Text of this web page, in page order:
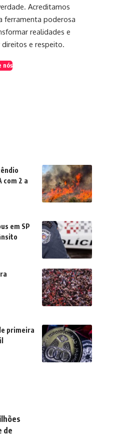
Acreditamos
ferramenta poderosa
realidades e
e respeito.
nós
com 2 a
em SP
primeira
de